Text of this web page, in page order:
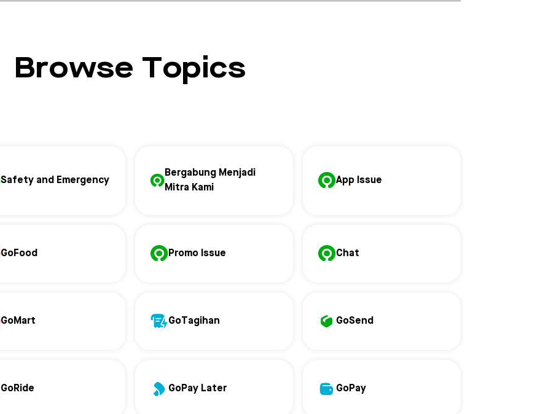
Browse Topics
Safety and Emergency
Bergabung Menjadi
Mitra Kami
App Issue
GoFood Promo Issue Chat
GoMart GoTagihan GoSend
GoRide GoPay Later GoPay